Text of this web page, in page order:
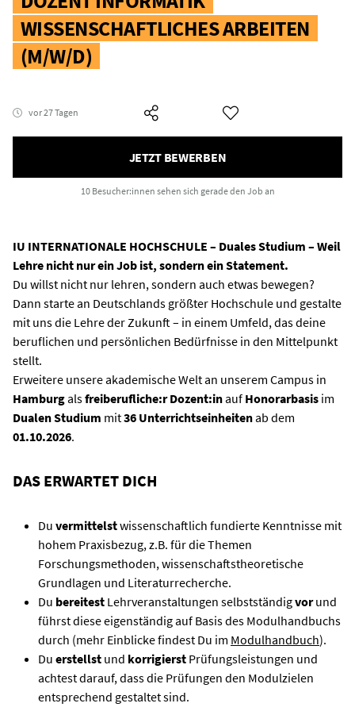
WISSENSCHAFTLICHES ARBEITEN
(M/W/D)
vor 27 Tagen
JETZT BEWERBEN
10 Besucher:innen sehen sich gerade den Job an
IU INTERNATIONALE HOCHSCHULE – Duales Studium – Weil
Lehre nicht nur ein Job ist, sondern ein Statement.
Du willst nicht nur lehren, sondern auch etwas bewegen?
Dann starte an Deutschlands größter Hochschule und gestalte
mit uns die Lehre der Zukunft – in einem Umfeld, das deine
beruflichen und persönlichen Bedürfnisse in den Mittelpunkt
stellt.
Erweitere unsere akademische Welt an unserem Campus in
Hamburgalsfreiberufliche:r Dozent:inauf Honorarbasis im
Dualen Studium mit36 Unterrichtseinheitenab dem
01.10.2026.
DAS ERWARTET DICH
Du vermittelstwissenschaftlich fundierte Kenntnisse mit
hohem Praxisbezug, z.B. für die Themen
Forschungsmethoden, wissenschaftstheoretische
Grundlagen und Literaturrecherche.
Du bereitest Lehrveranstaltungen selbstständigvorund
führst diese eigenständig auf Basis des Modulhandbuchs
durch (mehr Einblicke findest Du im Modulhandbuch).
Du erstellst und korrigierst Prüfungsleistungen und
achtest darauf, dass die Prüfungen den Modulzielen
entsprechend gestaltet sind.